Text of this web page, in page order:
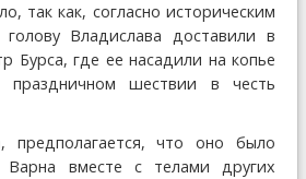
так как, согласно историческим
голову Владислава доставили в
Бурса, где ее насадили на копье
праздничном шествии в честь
предполагается, что оно было
вместе с телами других